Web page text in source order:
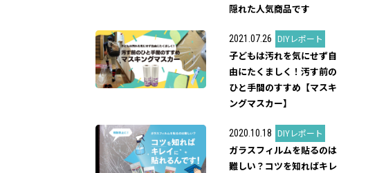
隠れた人気商品です
2021.07.26 DIYレポート
子どもは汚れを気にせず自
由にたくましく！汚す前の
ひと手間のすすめ【マスキ
ングマスカー】
2020.10.18 DIYレポート
ガラスフィルムを貼るのは
難しい？コツを知ればキレ